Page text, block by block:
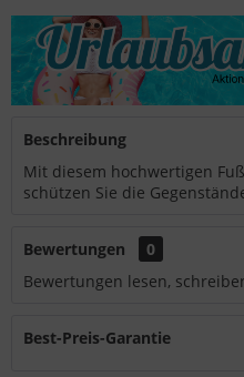
Beschreibung
Mit diesem hochwertigen
schützen Sie die
Bewertungen
0
Bewertungen lesen,
Best-Preis-Garantie